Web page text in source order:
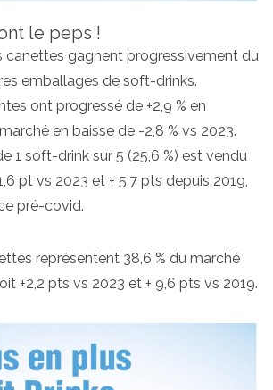
le peps !
canettes gagnent progressivement du
emballages de soft-drinks.
ont progressé de +2,9 % en
en baisse de -2,8 % vs 2023.
1 soft-drink sur 5 (25,6 %) est vendu
pt vs 2023 et + 5,7 pts depuis 2019,
pré-covid.
représentent 38,6 % du marché
+2,2 pts vs 2023 et + 9,6 pts vs 2019.